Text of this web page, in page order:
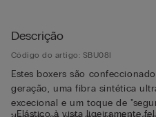
Descrição
Código do artigo: SBU08I
Estes boxers são
geração, uma fibra sintética
excecional e um toque de
• Elástico à vista ligeiramente